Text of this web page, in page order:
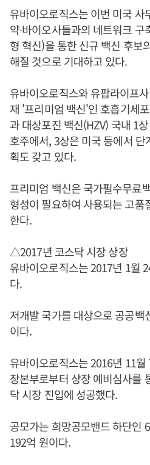
유바이오로직스는 이번 미국 사
약∙바이오사들과의 네트워크
형 혁신)을 통한 신규 백신 후보
해질 것으로 기대하고 있다.
유바이오로직스와 유팝라이프
재 '프리미엄 백신'인 호흡기세
과 대상포진 백신(HZV) 국내 1
호주에서, 3상은 미국 등에서
획도 갖고 있다.
프리미엄 백신은 국가필수무료
형성이 필요하여 사용되는 고품
한다.
△2017년 코스닥 시장 상장
유바이오로직스는 2017년 1월
다.
저개발 국가를 대상으로 공공백
이다.
유바이오로직스는 2016년 11
장본부로부터 상장 예비심사를
닥 시장 진입에 성공했다.
공모가는 희망공모밴드 하단인
192억 원이다.